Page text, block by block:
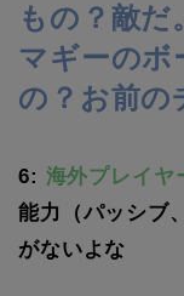
もの？敵だ
マギーのボ
の？お前の
6: 海外プレイヤ
能力（パッシブ
がないよな